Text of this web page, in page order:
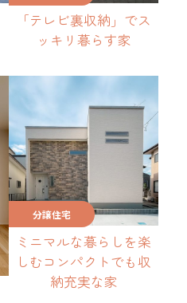
「テレビ裏収納」でス
ッキリ暮らす家
分譲住宅
ミニマルな暮らしを楽
しむコンパクトでも収
納充実な家